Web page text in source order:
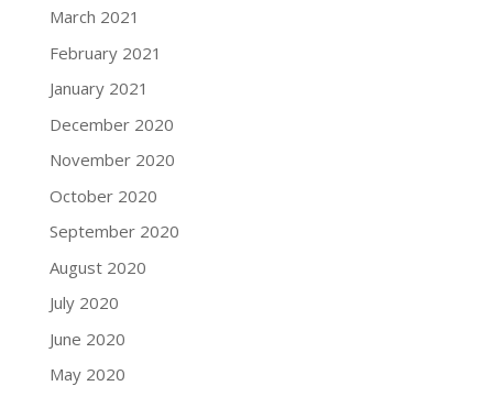
March 2021
February 2021
January 2021
December 2020
November 2020
October 2020
September 2020
August 2020
July 2020
June 2020
May 2020